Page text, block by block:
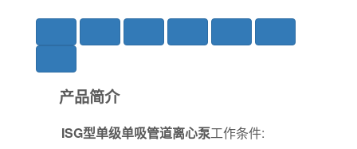
产品简介
ISG型单级单吸管道离心泵工作条件: